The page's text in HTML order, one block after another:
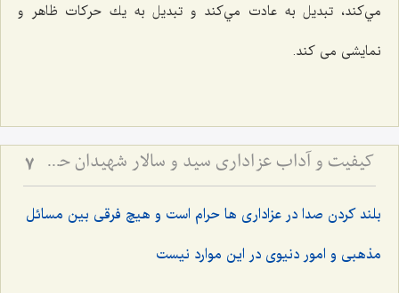
مي‌كند، تبديل به عادت مي‌كند و تبديل به يك حركات ظاهر و
نمايشی می کند.
کیفیت و آداب عزاداری سید و سالار شهیدان حضرت أباعبداللَه الحسین علیه السلام 7
بلند کردن صدا در عزاداری ها حرام است و هیچ فرقی بین مسائل
مذهبی و امور دنیوی در این موارد نیست